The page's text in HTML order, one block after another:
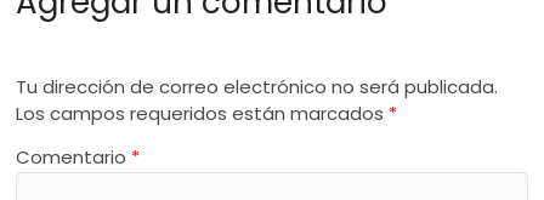
Tu dirección de correo electrónico no será publicada.
Los campos requeridos están marcados *
Comentario *